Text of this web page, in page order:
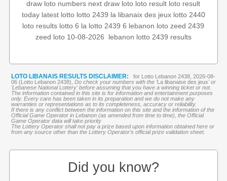
draw loto numbers next draw loto loto result loto result
today latest lotto lotto 2439 la libanaix des jeux lotto 2440
loto results lotto 6 la lotto 2439 6 lebanon loto zeed 2439
zeed loto 10-08-2026 lebanon lotto 2439 results
LOTO LIBANAIS RESULTS DISCLAIMER:
for Lotto Lebanon 2438, 2026-08-
06 (Lotto Lebanon 2438), Do check your numbers with the 'La libanaise des jeux' or
'Lebanese National Lottery' before assuming that you have a winning ticket or not.
The information contained in this site is for information and entertainment purposes
only. Every care has been taken in its preparation and we do not make any
warranties or representations as to its completeness, accuracy or reliability.
If there is any conflict between the information on this site and the information of the
Official Game Operator in Lebanon (as amended from time to time), the Official
Game Operator data will take priority
The Lottery Operator shall not pay a prize based upon information obtained here or
from any source other than the Lottery Operator’s official prize validation sheet.
Did you know?